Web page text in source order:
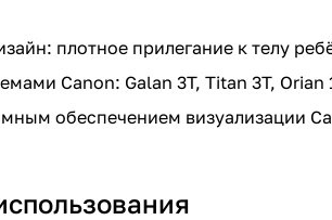
плотное прилегание к телу
Canon: Galan 3T, Titan 3T, Orian
обеспечением визуализации